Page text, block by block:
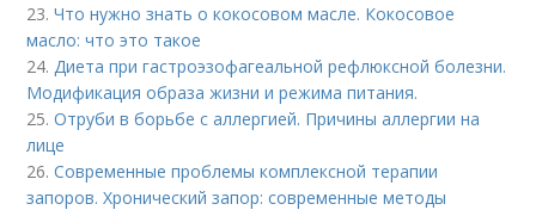
23.Что нужно знать о кокосовом масле. Кокосовое
масло: что это такое
24.Диета при гастроэзофагеальной рефлюксной болезни.
Модификация образа жизни и режима питания.
25.Отруби в борьбе с аллергией. Причины аллергии на
лице
26.Современные проблемы комплексной терапии
запоров. Хронический запор: современные методы